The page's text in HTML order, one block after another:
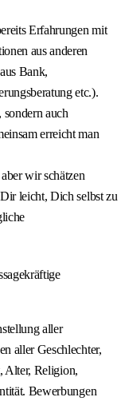
Erfahrungen mit
aus anderen
Bank,
etc.).
auch
erreicht man
wir schätzen
leicht, Dich selbst zu
aller
aller Geschlechter,
Alter, Religion,
Bewerbungen